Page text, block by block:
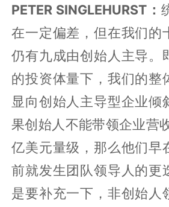
PETER SINGLEHURST：
在一定偏差，但在我们的
仍有九成由创始人主导。
的投资体量下，我们的整
显向创始人主导型企业倾
果创始人不能带领企业营
亿美元量级，那么他们早
前就发生团队领导人的更
是要补充一下，非创始人